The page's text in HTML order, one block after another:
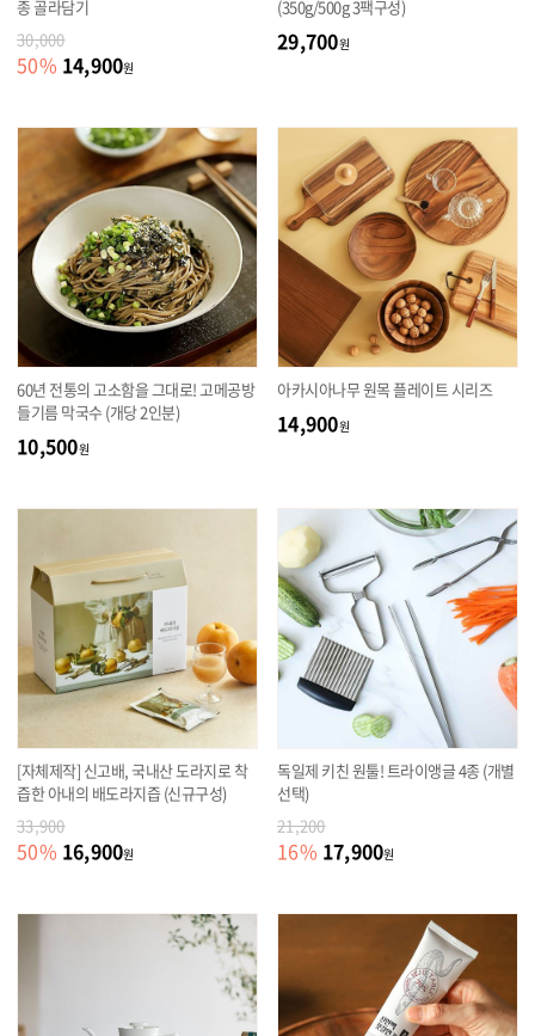
종 골라담기
30,000
50% 14,900원
(350g/500g 3팩구성)
29,700원
60년 전통의 고소함을 그대로! 고메공방
들기름 막국수 (개당 2인분)
10,500원
아카시아나무 원목 플레이트 시리즈
14,900원
[자체제작] 신고배, 국내산 도라지로 착
즙한 아내의 배도라지즙 (신규구성)
33,900
50% 16,900원
독일제 키친 원툴! 트라이앵글 4종 (개별
선택)
21,200
16% 17,900원